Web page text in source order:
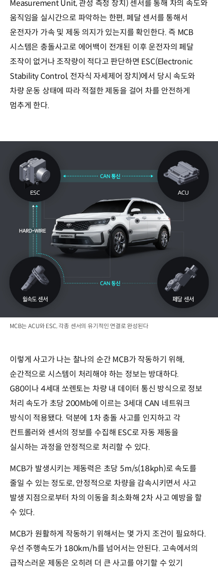
Measurement Unit, 관성 측정 장치) 센서를 통해 차의 속도와
움직임을 실시간으로 파악하는 한편, 페달 센서를 통해서
운전자가 가속 및 제동 의지가 있는지를 확인한다. 즉 MCB
시스템은 충돌사고로 에어백이 전개된 이후 운전자의 페달
조작이 없거나 조작량이 적다고 판단하면 ESC(Electronic
Stability Control, 전자식 자세제어 장치)에서 당시 속도와
차량 운동 상태에 따라 적절한 제동을 걸어 차를 안전하게
멈추게 한다.
MCB는 ACU와 ESC, 각종 센서의 유기적인 연결로 완성된다
이렇게 사고가 나는 찰나의 순간 MCB가 작동하기 위해,
순간적으로 시스템이 처리해야 하는 정보는 방대하다.
G80이나 4세대 쏘렌토는 차량 내 데이터 통신 방식으로 정보
처리 속도가 초당 200Mb에 이르는 3세대 CAN 네트워크
방식이 적용됐다. 덕분에 1차 충돌 사고를 인지하고 각
컨트롤러와 센서의 정보를 수집해 ESC로 자동 제동을
실시하는 과정을 안정적으로 처리할 수 있다.
MCB가 발생시키는 제동력은 초당 5m/s(18kph)로 속도를
줄일 수 있는 정도로, 안정적으로 차량을 감속시키면서 사고
발생 지점으로부터 차의 이동을 최소화해 2차 사고 예방을 할
수 있다.
MCB가 원활하게 작동하기 위해서는 몇 가지 조건이 필요하다.
우선 주행속도가 180km/h를 넘어서는 안된다. 고속에서의
급작스러운 제동은 오히려 더 큰 사고를 야기할 수 있기